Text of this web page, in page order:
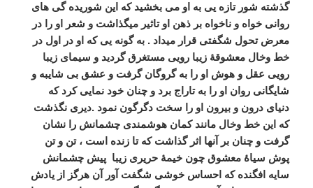
گذشته شور تازه یی به او می بخشید که این شوریده گی های
روانی خواه و ناخواه بر ذهن او تاثیر میگذاشت و شعر او را در
معرض تحول شگفتی قرار میداد . به گونه یی که او در اول در
خط وخال معشوقۀ زیبا رویی مستغرق گردید و سیمای زیبا
رویی عقل و هوش او را به گروگان گرفت و عشق بی شایبه و
شایگانی روان او را به تاراج برد و چنان خود نمایی کرد که
دنیای درون و بیرون او را سخت دگرگون نمود .دیری نگذشت
که این خط وخال مانند کمان هوشمندی چشمانش را نشان
گرفت و چنان بر آنها اثر گذاشت که تا زنده است ، تن و تن
پوش سیاۀ معشوق چون خیمۀ حریری زیبا پیش چشمانش
سایه افگنده که احساس خوشی شگفت آور آن هرگز از یادش